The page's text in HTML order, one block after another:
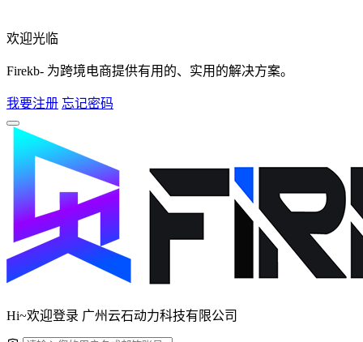
欢迎光临
Firekb- 为跨境电商提供有用的、实用的解决方案。
我要注册 忘记密码
Hi~欢迎登录 广州云石动力科技有限公司